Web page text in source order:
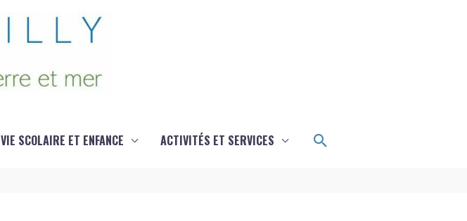
VIE SCOLAIRE ET ENFANCE ACTIVITÉS ET SERVICES Rechercher